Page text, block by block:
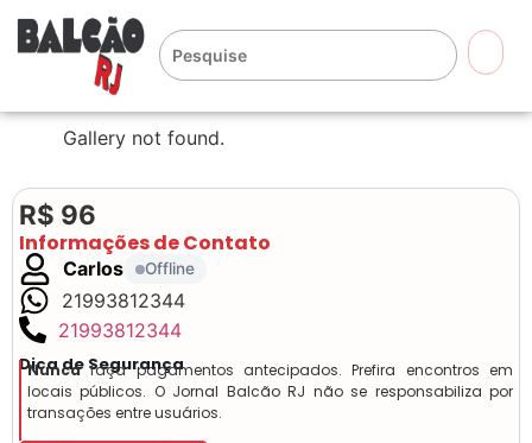
Gallery not found.
R$ 96
Informações de Contato
Carlos Offline
21993812344
21993812344
Dica de Segurança
Nuncafaça pagamentos antecipados. Prefira encontros em
locais públicos. O Jornal Balcão RJ não se responsabiliza por
transações entre usuários.